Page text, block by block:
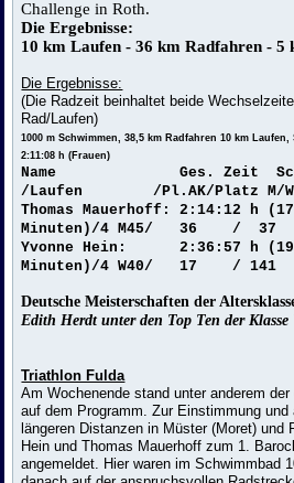
Challenge in Roth.
Die Ergebnisse:
10 km Laufen - 36 km Radfahren - 5
Die Ergebnisse:
(Die Radzeit beinhaltet beide
Rad/Laufen)
1000 m Schwimmen, 38,5 km Radfahren 10 km
2:11:08 h (Frauen)
Name Ges. Zeit
/Laufen /Pl.AK/Platz M/W/
Thomas Mauerhoff: 2:14:12 h
Minuten)/4 M45/ 36 / 37
Yvonne Hein: 2:36:57 h
Minuten)/4 W40/ 17 / 141
Deutsche Meisterschaften der
Edith Herdt unter den Top Ten der Klasse
Triathlon Fulda
Am Wochenende stand unter anderem
auf dem Programm. Zur Einstimmung und
längeren Distanzen in Müster (Moret) und
Hein und Thomas Mauerhoff zum 1.
angemeldet. Hier waren im Schwimmbad